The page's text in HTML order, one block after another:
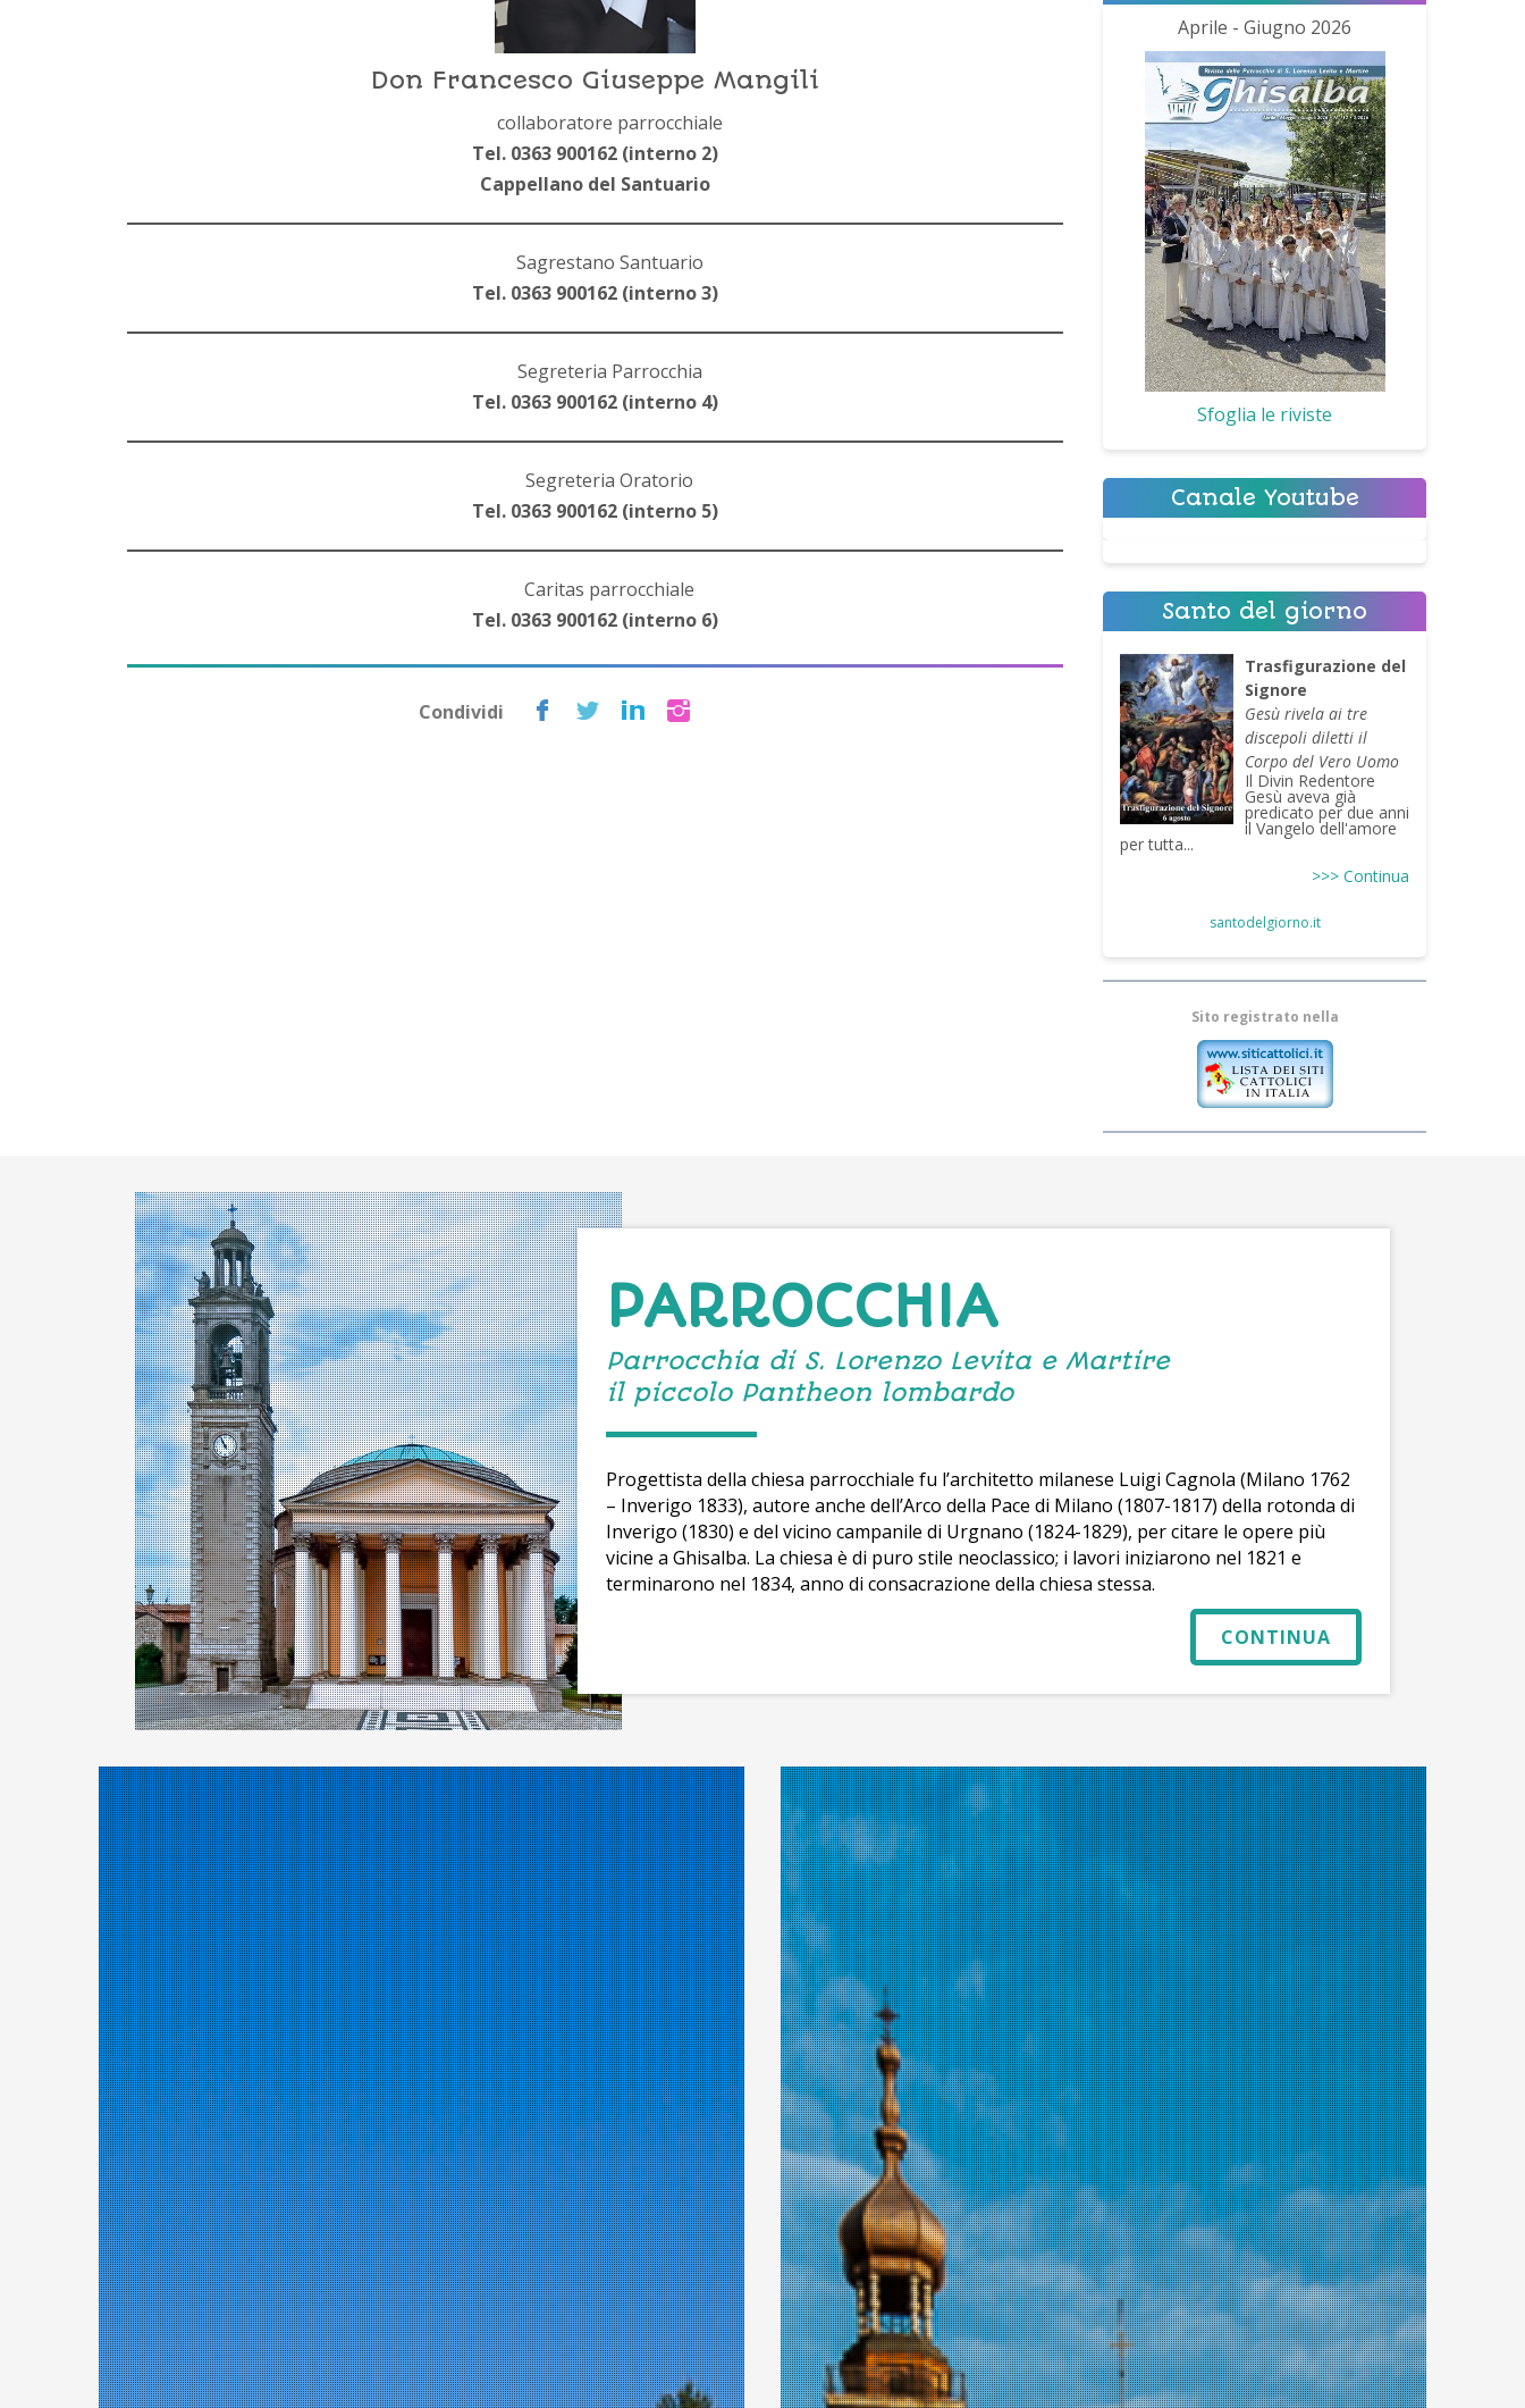
Don Francesco Giuseppe Mangili
collaboratore parrocchiale
Tel. 0363 900162 (interno 2)
Cappellano del Santuario
Sagrestano Santuario
Tel. 0363 900162 (interno 3)
Segreteria Parrocchia
Tel. 0363 900162 (interno 4)
Segreteria Oratorio
Tel. 0363 900162 (interno 5)
Caritas parrocchiale
Tel. 0363 900162 (interno 6)
Condividi
Aprile - Giugno 2026
Sfoglia le riviste
Canale Youtube
Santo del giorno
Trasfigurazione del
Signore
Gesù rivela ai tre
discepoli diletti il
Corpo del Vero Uomo
Il Divin Redentore
Gesù aveva già
predicato per due anni
il Vangelo dell'amore
per tutta...
>>> Continua
santodelgiorno.it
Sito registrato nella
PARROCCHIA
Parrocchia di S. Lorenzo Levita e Martire
il piccolo Pantheon lombardo
Progettista della chiesa parrocchiale fu l’architetto milanese Luigi Cagnola (Milano 1762
– Inverigo 1833), autore anche dell’Arco della Pace di Milano (1807-1817) della rotonda di
Inverigo (1830) e del vicino campanile di Urgnano (1824-1829), per citare le opere più
vicine a Ghisalba. La chiesa è di puro stile neoclassico; i lavori iniziarono nel 1821 e
terminarono nel 1834, anno di consacrazione della chiesa stessa.
CONTINUA